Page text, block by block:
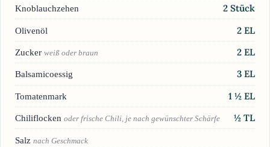
Knoblauchzehen 2 Stück
Olivenöl 2 EL
Zucker weiß oder braun 2 EL
Balsamicoessig 3 EL
Tomatenmark 1 ½ EL
Chiliflocken oder frische Chili, je nach gewünschter Schärfe ½ TL
Salz nach Geschmack